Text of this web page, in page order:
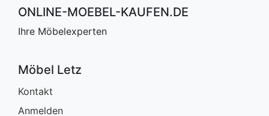
ONLINE-MOEBEL-KAUFEN.DE
Ihre Möbelexperten
Möbel Letz
Kontakt
Anmelden